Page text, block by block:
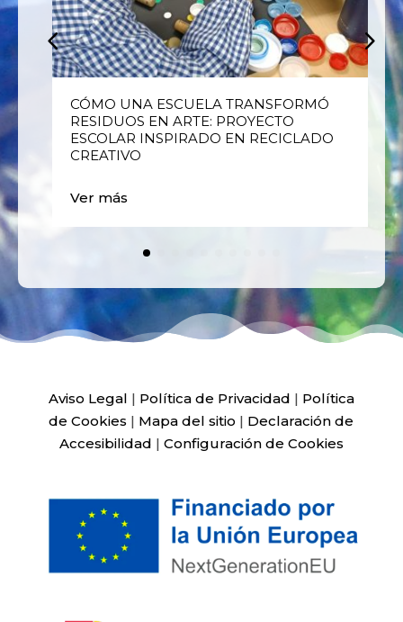
CÓMO UNA ESCUELA TRANSFORMÓ
RESIDUOS EN ARTE: PROYECTO
ESCOLAR INSPIRADO EN RECICLADO
CREATIVO
Ver más
Aviso Legal | Política de Privacidad | Política
de Cookies | Mapa del sitio | Declaración de
Accesibilidad | Configuración de Cookies